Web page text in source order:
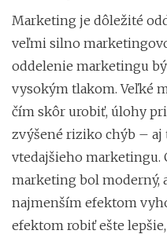
Marketing je dôležité
veľmi silno
oddelenie marketingu
vysokým tlakom. Veľké
čím skôr urobiť, úlohy
zvýšené riziko chýb – aj
vtedajšieho marketingu.
marketing bol moderný,
najmenším efektom
efektom robiť ešte